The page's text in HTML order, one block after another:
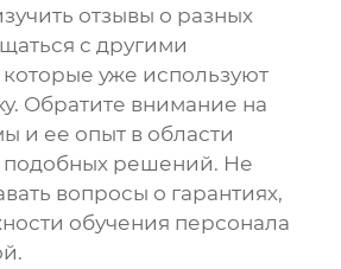
отзывы о разных
с другими
уже используют
Обратите внимание на
и ее опыт в области
подобных решений. Не
вопросы о гарантиях,
обучения персонала